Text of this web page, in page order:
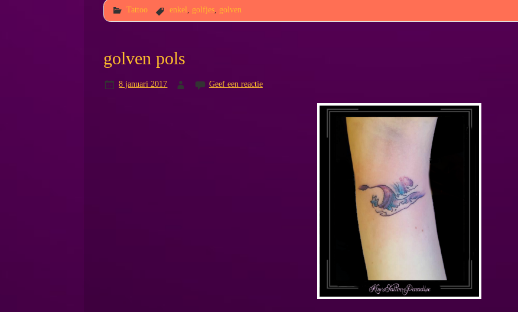
Tattoo enkel, golfjes, golven
golven pols
8 januari 2017 Geef een reactie